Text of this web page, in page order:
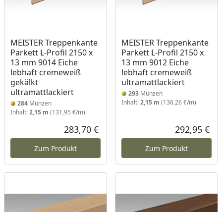
MEISTER Treppenkante
Parkett L-Profil 2150 x
13 mm 9014 Eiche
lebhaft cremeweiß
gekälkt
ultramattlackiert
284 Münzen
Inhalt:2,15 m (131,95 €/m)
Aktueller Preis
283,70 €
Zum Produkt
MEISTER Treppenkante
Parkett L-Profil 2150 x
13 mm 9012 Eiche
lebhaft cremeweiß
ultramattlackiert
293Münzen
Inhalt:2,15 m (136,26 €/m)
292,95 €
Zum Produkt